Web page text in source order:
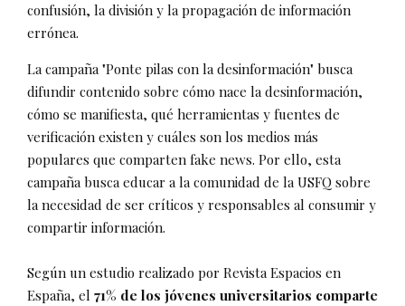
confusión, la división y la propagación de información
errónea.
La campaña "Ponte pilas con la desinformación" busca
difundir contenido sobre cómo nace la desinformación,
cómo se manifiesta, qué herramientas y fuentes de
verificación existen y cuáles son los medios más
populares que comparten fake news. Por ello, esta
campaña busca educar a la comunidad de la USFQ sobre
la necesidad de ser críticos y responsables al consumir y
compartir información.
Según un estudio realizado por Revista Espacios en
España, el 71% de los jóvenes universitarios comparte